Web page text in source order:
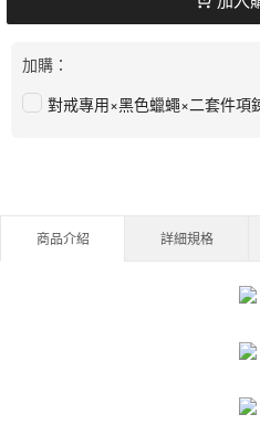
加購：
對戒專用×黑色蠟蠅×二套件項
商品介紹 詳細規格